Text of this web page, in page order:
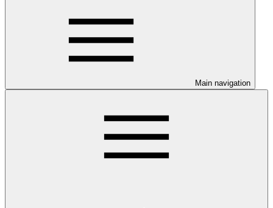
Main navigation